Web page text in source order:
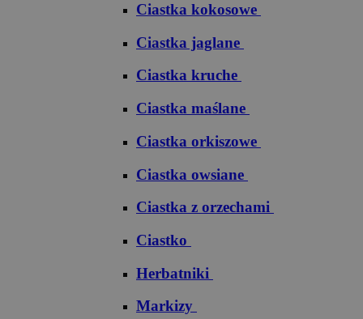
Ciastka kokosowe
Ciastka jaglane
Ciastka kruche
Ciastka maślane
Ciastka orkiszowe
Ciastka owsiane
Ciastka z orzechami
Ciastko
Herbatniki
Markizy